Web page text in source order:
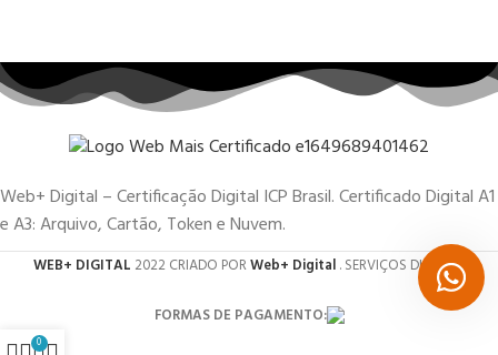
Web+ Digital – Certificação Digital ICP Brasil. Certificado Digital A1
e A3: Arquivo, Cartão, Token e Nuvem.
WEB+ DIGITAL 2022 CRIADO PORWeb+ Digital. SERVIÇOS DIGITAIS.
FORMAS DE PAGAMENTO:
0